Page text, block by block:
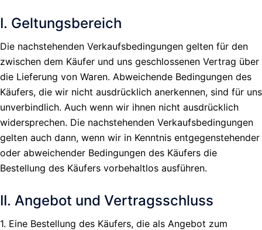
I. Geltungsbereich
Die nachstehenden Verkaufsbedingungen gelten für den
zwischen dem Käufer und uns geschlossenen Vertrag über
die Lieferung von Waren. Abweichende Bedingungen des
Käufers, die wir nicht ausdrücklich anerkennen, sind für uns
unverbindlich. Auch wenn wir ihnen nicht ausdrücklich
widersprechen. Die nachstehenden Verkaufsbedingungen
gelten auch dann, wenn wir in Kenntnis entgegenstehender
oder abweichender Bedingungen des Käufers die
Bestellung des Käufers vorbehaltlos ausführen.
II. Angebot und Vertragsschluss
1. Eine Bestellung des Käufers, die als Angebot zum